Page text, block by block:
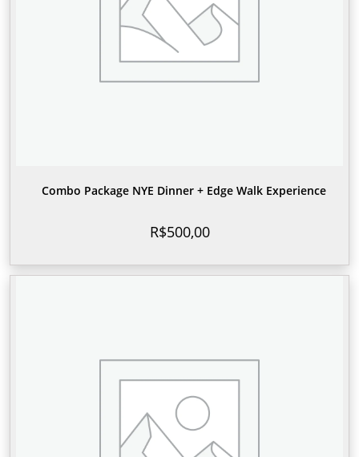
Combo Package NYE Dinner + Edge Walk Experience
R$500,00